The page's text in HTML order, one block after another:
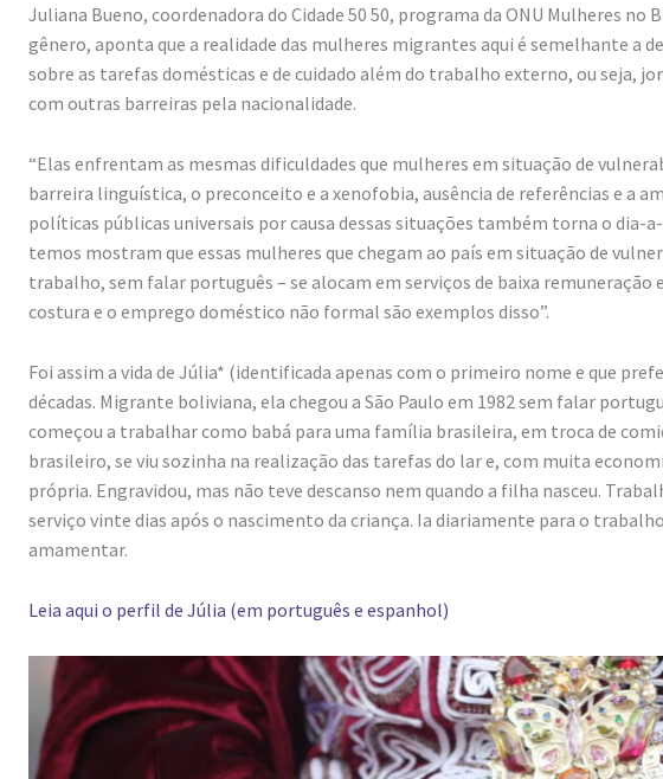
Juliana Bueno, coordenadora do Cidade 50 50, programa da ONU Mulheres
gênero, aponta que a realidade das mulheres migrantes aqui é semelhante a
sobre as tarefas domésticas e de cuidado além do trabalho externo, ou seja,
com outras barreiras pela nacionalidade.
“Elas enfrentam as mesmas dificuldades que mulheres em situação de
barreira linguística, o preconceito e a xenofobia, ausência de referências e a
políticas públicas universais por causa dessas situações também torna o dia-
temos mostram que essas mulheres que chegam ao país em situação de
trabalho, sem falar português – se alocam em serviços de baixa remuneração
costura e o emprego doméstico não formal são exemplos disso”.
Foi assim a vida de Júlia* (identificada apenas com o primeiro nome e que
décadas. Migrante boliviana, ela chegou a São Paulo em 1982 sem falar
começou a trabalhar como babá para uma família brasileira, em troca de
brasileiro, se viu sozinha na realização das tarefas do lar e, com muita
própria. Engravidou, mas não teve descanso nem quando a filha nasceu.
serviço vinte dias após o nascimento da criança. Ia diariamente para o
amamentar.
Leia aqui o perfil de Júlia (em português e espanhol)